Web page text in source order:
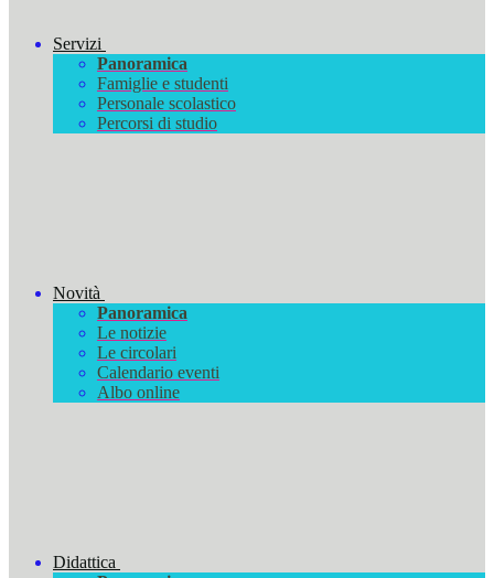
Servizi
Panoramica
Famiglie e studenti
Personale scolastico
Percorsi di studio
Novità
Panoramica
Le notizie
Le circolari
Calendario eventi
Albo online
Didattica